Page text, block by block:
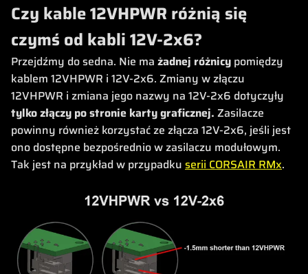
Czy kable 12VHPWR różnią się
czymś od kabli 12V-2x6?
Przejdźmy do sedna. Nie ma żadnej różnicy pomiędzy
kablem 12VHPWR i 12V-2x6. Zmiany w złączu
12VHPWR i zmiana jego nazwy na 12V-2x6 dotyczyły
tylko złączy po stronie karty graficznej. Zasilacze
powinny również korzystać ze złącza 12V-2x6, jeśli jest
ono dostępne bezpośrednio w zasilaczu modułowym.
Tak jest na przykład w przypadku serii CORSAIR RMx.